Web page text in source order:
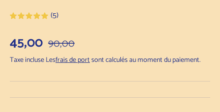
(5)
Prix de vente
45,00 Prix normal
90,00
Taxe incluse Lesfrais de portsont calculés au moment du paiement.